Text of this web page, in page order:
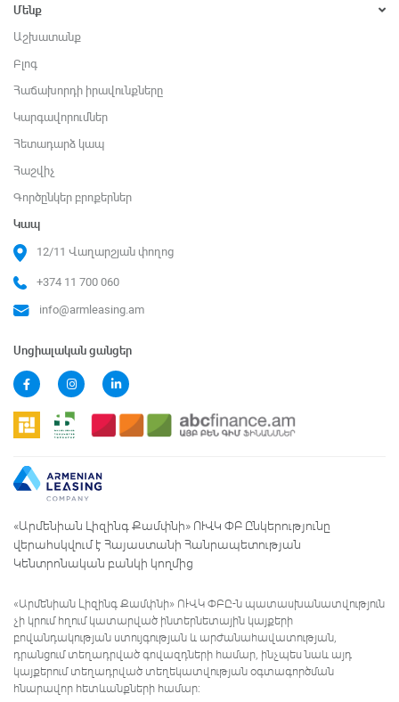
Մենք
Աշխատանք
Բլոգ
Հաճախորդի իրավունքները
Կարգավորումներ
Հետադարձ կապ
Հաշվիչ
Գործընկեր բրոքերներ
Կապ
12/11 Վաղարշյան փողոց
+374 11 700 060
info@armleasing.am
Սոցիալական ցանցեր
«Արմենիան Լիզինգ Քամփնի» ՈՒՎԿ ՓԲ Ընկերությունը
վերահսկվում է Հայաստանի Հանրապետության
Կենտրոնական բանկի կողմից
«Արմենիան Լիզինգ Քամփնի» ՈՒՎԿ ՓԲԸ-ն պատասխանատվություն
չի կրում հղում կատարված ինտերնետային կայքերի
բովանդակության ստույգության և արժանահավատության,
դրանցում տեղադրված գովազդների համար, ինչպես նաև այդ
կայքերում տեղադրված տեղեկատվության օգտագործման
հնարավոր հետևանքների համար: